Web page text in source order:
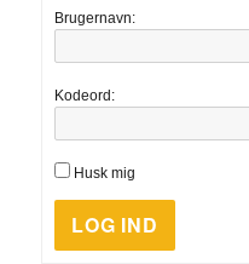
Brugernavn:
Kodeord:
Husk mig
LOG IND